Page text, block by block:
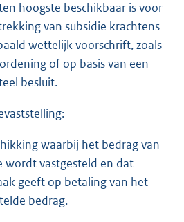
hoogste beschikbaar is voor
van subsidie krachtens
wettelijk voorschrift, zoals
of op basis van een
besluit.
waarbij het bedrag van
wordt vastgesteld en dat
geeft op betaling van het
bedrag.